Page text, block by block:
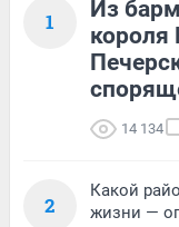
1
Из
короля
14 134
2
Какой
жизни —